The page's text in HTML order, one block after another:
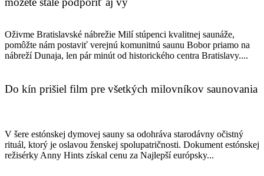
Oživme Bratislavské nábrežie Milí stúpenci kvalitnej saunáže,
pomôžte nám postaviť verejnú komunitnú saunu Bobor priamo na
nábreží Dunaja, len pár minút od historického centra Bratislavy....
Do kín prišiel film pre všetkých milovníkov saunovania
V šere estónskej dymovej sauny sa odohráva starodávny očistný
rituál, ktorý je oslavou ženskej spolupatričnosti. Dokument estónskej
režisérky Anny Hints získal cenu za Najlepší európsky...